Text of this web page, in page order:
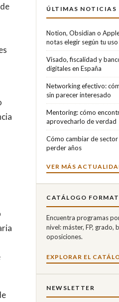
ÚLTIMAS NOTICIAS
Notion, Obsidian o
notas elegir según tu uso
Visado, fiscalidad y
digitales en España
Networking efectivo:
sin parecer interesado
Mentoring: cómo
aprovecharlo de verdad
Cómo cambiar de
perder años
VER MÁS
CATÁLOGO
Encuentra programas
nivel: máster, FP, grado,
oposiciones.
EXPLORAR EL
NEWSLETTER